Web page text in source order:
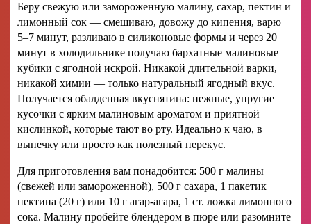
Беру свежую или замороженную малину, сахар, пектин и
лимонный сок — смешиваю, довожу до кипения, варю
5–7 минут, разливаю в силиконовые формы и через 20
минут в холодильнике получаю бархатные малиновые
кубики с ягодной искрой. Никакой длительной варки,
никакой химии — только натуральный ягодный вкус.
Получается обалденная вкуснятина: нежные, упругие
кусочки с ярким малиновым ароматом и приятной
кислинкой, которые тают во рту. Идеально к чаю, в
выпечку или просто как полезный перекус.
Для приготовления вам понадобится: 500 г малины
(свежей или замороженной), 500 г сахара, 1 пакетик
пектина (20 г) или 10 г агар-агара, 1 ст. ложка лимонного
сока. Малину пробейте блендером в пюре или разомните